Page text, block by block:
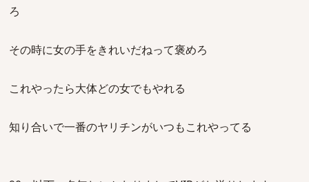
ろ
その時に女の手をきれいだねって褒めろ
これやったら大体どの女でもやれる
知り合いで一番のヤリチンがいつもこれやってる